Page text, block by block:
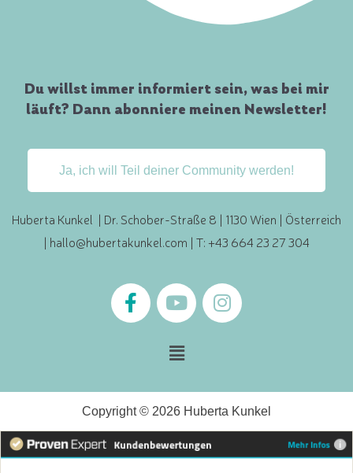
Du willst immer informiert sein, was bei mir
läuft? Dann abonniere meinen Newsletter!
Ja, ich will Teil deiner Community werden!
Huberta Kunkel | Dr. Schober-Straße 8 | 1130 Wien | Österreich
| hallo@hubertakunkel.com | T: +43 664 23 27 304
Copyright © 2026 Huberta Kunkel